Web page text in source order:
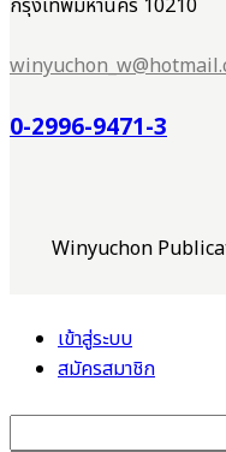
กรุงเทพมหานคร 10210
0-2996-9471-3
Winyuchon
เข้าสู่ระบบ
สมัครสมาชิก